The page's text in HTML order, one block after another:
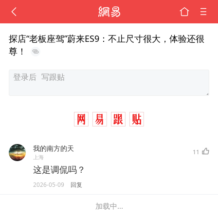
探店“老板座驾”蔚来ES9：不止尺寸很大，体验还很
尊！
我的南方的天
上海
11
这是调侃吗？
2026-05-09 回复
加载中...